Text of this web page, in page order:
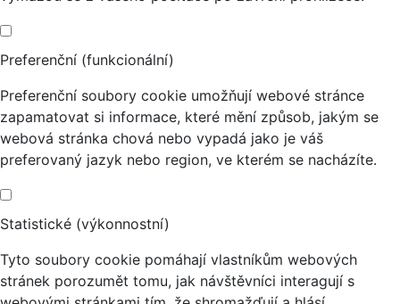
Preferenční (funkcionální)
Preferenční soubory cookie umožňují webové stránce
zapamatovat si informace, které mění způsob, jakým se
webová stránka chová nebo vypadá jako je váš
preferovaný jazyk nebo region, ve kterém se nacházíte.
Statistické (výkonnostní)
Tyto soubory cookie pomáhají vlastníkům webových
stránek porozumět tomu, jak návštěvníci interagují s